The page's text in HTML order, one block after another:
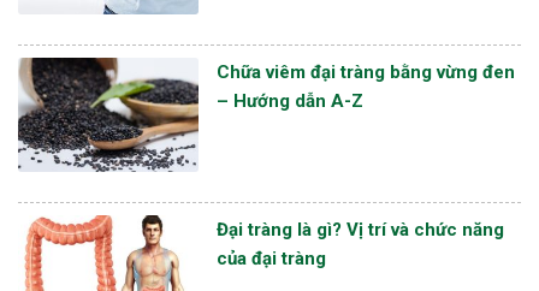
Chữa viêm đại tràng bằng vừng đen
– Hướng dẫn A-Z
Đại tràng là gì? Vị trí và chức năng
của đại tràng